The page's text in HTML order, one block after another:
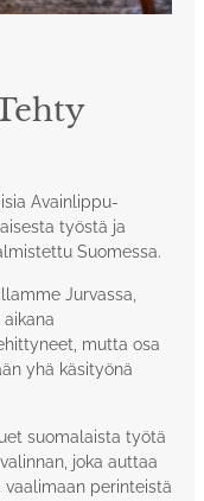
Avainlippu-
työstä ja
Suomessa.
Jurvassa,
mutta osa
yhä käsityönä
suomalaista työtä
joka auttaa
perinteistä